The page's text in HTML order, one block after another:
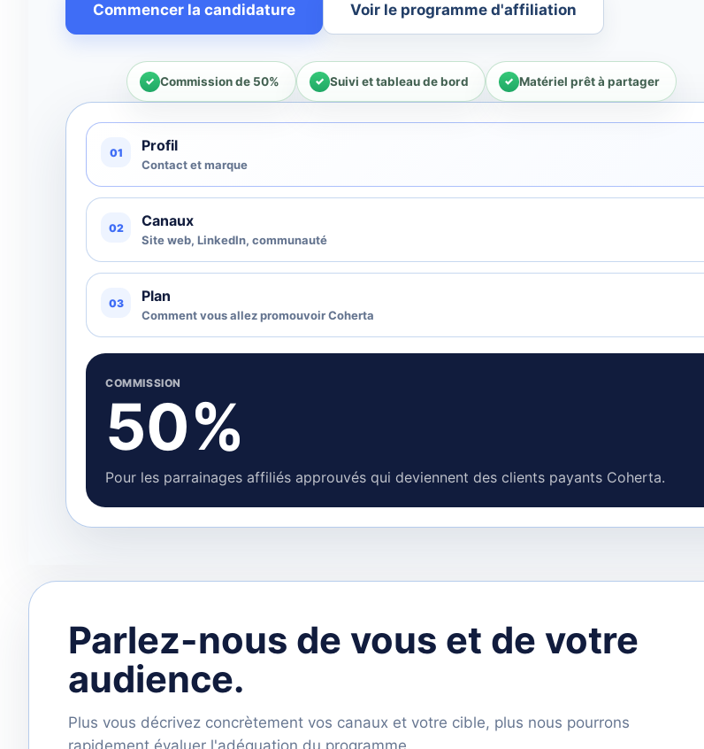
Commencer la candidature Voir le programme d'affiliation
Commission de 50% Suivi et tableau de bord Matériel prêt à partager
01 Profil
Contact et marque
02 Canaux
Site web, LinkedIn, communauté
03 Plan
Comment vous allez promouvoir Coherta
COMMISSION
50%
Pour les parrainages affiliés approuvés qui deviennent des clients payants Coherta.
Parlez-nous de vous et de votre
audience.
Plus vous décrivez concrètement vos canaux et votre cible, plus nous pourrons
rapidement évaluer l'adéquation du programme.